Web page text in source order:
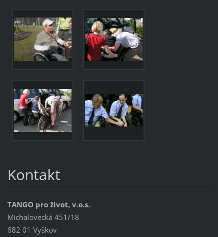
Kontakt
TANGO pro život, v.o.s.
Michalovecká 451/18
682 01 Vyškov